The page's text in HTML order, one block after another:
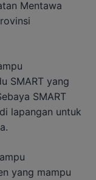
Mentawa
SMART yang
SMART
lapangan untuk
yang mampu